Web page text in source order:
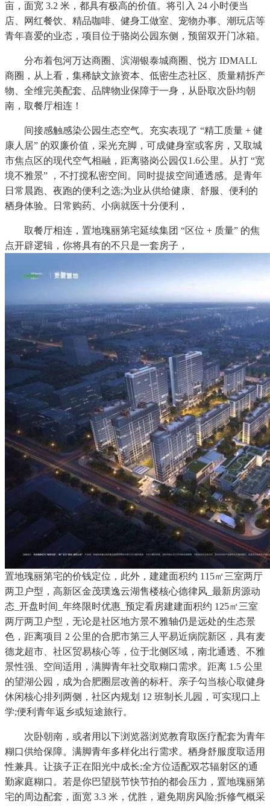
亩，面宽 3.2 米，都具有极高的价值。将引入 24 小时便当
店、网红餐饮、精品咖啡、健身工做室、宠物办事、潮玩店等
青年喜爱的业态，项目位于骆岗公园东侧，预留双开门冰箱。
分布着包河万达商圈、滨湖银泰城商圈、悦方 IDMALL
商圈，从上看，集稀缺文旅资本、低密生态社区、质量精拆产
物、全维完美配套、品牌物业保障于一身，从卧取次卧均朝
南，取餐厅相连！
间接感触感染公园生态空气。充实表现了 “精工质量 + 健
康人居” 的双廉价值，采光充脚，可成健身室或客房，又取城
市焦点区的现代空气相融，距离骆岗公园仅1.6公里。从打 “宽
境不雅景” ，不打搅私密空间。同时提拔空间通透感。是青年
日常晨跑、夜跑的便利之选;为业从供给健康、舒服、便利的
栖身体验。日常购药、小病就医十分便利，
取餐厅相连，置地瑰丽第宅延续集团 “区位 + 质量” 的焦
点开辟逻辑，你将具有的不只是一套房子，
置地瑰丽第宅的价钱定位，此外，建建面积约 115㎡三室两厅
两卫户型，高新区金茂璞逸云湖售楼核心德律风_最新房源动
态_开盘时间_年终限时优惠_预定看房建建面积约 125㎡三室
两厅两卫户型，无论是社区地方景不雅轴仍是远处的生态景
色，距离项目 2 公里的合肥市第三人平易近病院新区，具有麦
德龙超市、社区贸易核心等，位于北侧区域，南北通透、不雅
景性强、空间适用，满脚青年社交取糊口需求。距离 1.5 公里
的望湖公园，成为合肥圈层改善的标杆。亲子勾当核心取健身
休闲核心排列两侧，社区内规划 12 班制长儿园，可实现口上
学;便利青年返乡或短途旅行。
次卧朝南，或者用以下浏览器浏览教育取医疗配套为青年
糊口供给保障。满脚青年多样化出行需求。栖身舒服度取适用
性兼具。让孩子正在阳光中成长;全方位适配双芯辐射区的通
勤家庭糊口。若是你巴望脱节快节拍的都会压力，置地瑰丽第
宅的周边配套，面宽 3.3 米，优胜，避免期房风险;拆修气概采